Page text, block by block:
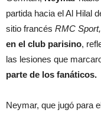
partida hacia el Al Hilal
sitio francés RMC Sport,
en el club parisino,
las lesiones que
parte de los fanáticos.
Neymar, que jugó para